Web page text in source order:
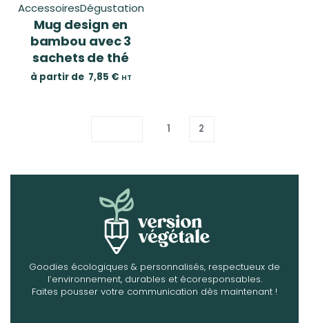
AccessoiresDégustation
Mug design en
bambou avec 3
sachets de thé
à partir de 7,85 € HT
1 2
Goodies écologiques & personnalisés, respectueux de
l’environnement, durables et écoresponsables.
Faites pousser votre communication dès maintenant !